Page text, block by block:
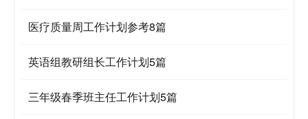
医疗质量周工作计划参考8篇
英语组教研组长工作计划5篇
三年级春季班主任工作计划5篇